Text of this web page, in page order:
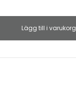
Lägg till i varukorg